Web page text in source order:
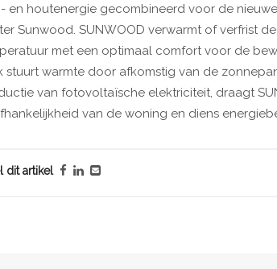
en houtenergie gecombineerd voor de
Sunwood. SUNWOOD verwarmt of verfrist
met een optimaal comfort voor de
stuurt warmte door afkomstig van de
van fotovoltaïsche elektriciteit, draagt
van de woning en diens
dit artikel